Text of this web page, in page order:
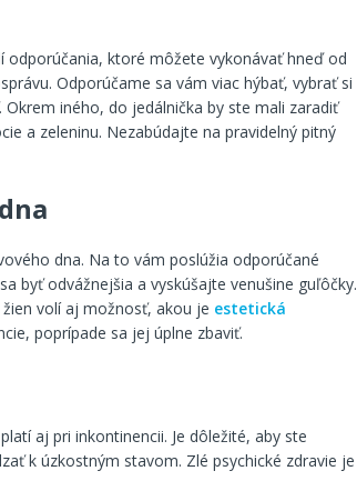
odporúčania, ktoré môžete vykonávať hneď od
Odporúčame sa vám viac hýbať, vybrať si
iného, do jedálnička by ste mali zaradiť
a zeleninu. Nezabúdajte na pravidelný pitný
dna. Na to vám poslúžia odporúčané
byť odvážnejšia a vyskúšajte venušine guľôčky.
volí aj možnosť, akou je estetická
poprípade sa jej úplne zbaviť.
aj pri inkontinencii. Je dôležité, aby ste
k úzkostným stavom. Zlé psychické zdravie je